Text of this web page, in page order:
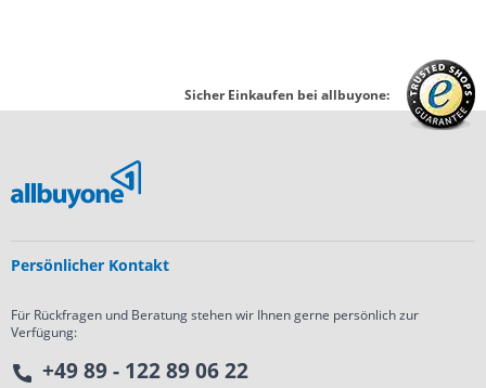
Sicher Einkaufen bei allbuyone:
Persönlicher Kontakt
Für Rückfragen und Beratung stehen wir Ihnen gerne persönlich zur
Verfügung:
+49 89 - 122 89 06 22